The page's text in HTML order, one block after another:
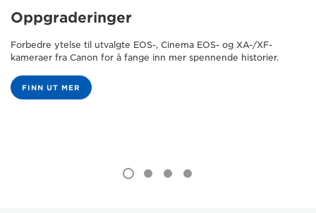
Oppgraderinger
Forbedre ytelse til utvalgte EOS-, Cinema EOS- og XA-/XF-
kameraer fra Canon for å fange inn mer spennende historier.
FINN UT MER